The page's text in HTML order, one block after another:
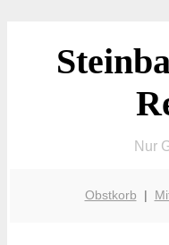
Nur
Obstkorb |